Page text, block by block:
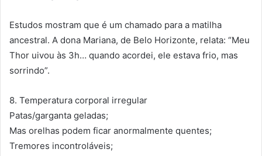
Estudos mostram que é um chamado para a matilha
ancestral. A dona Mariana, de Belo Horizonte, relata: “Meu
Thor uivou às 3h… quando acordei, ele estava frio, mas
sorrindo”.
8. Temperatura corporal irregular
Patas/garganta geladas;
Mas orelhas podem ficar anormalmente quentes;
Tremores incontroláveis;